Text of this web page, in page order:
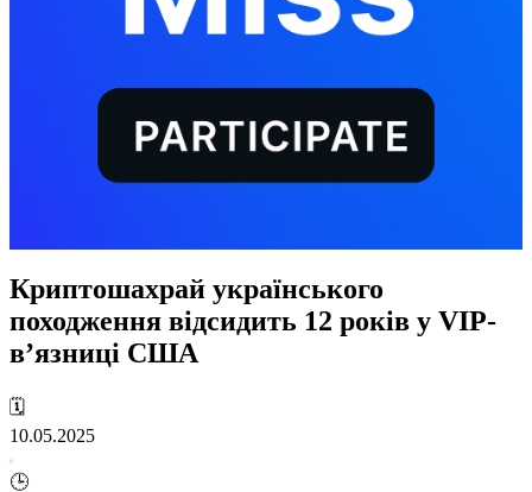
Криптошахрай українського
походження відсидить 12 років у VIP-
в’язниці США
🗓️
10.05.2025
🕒